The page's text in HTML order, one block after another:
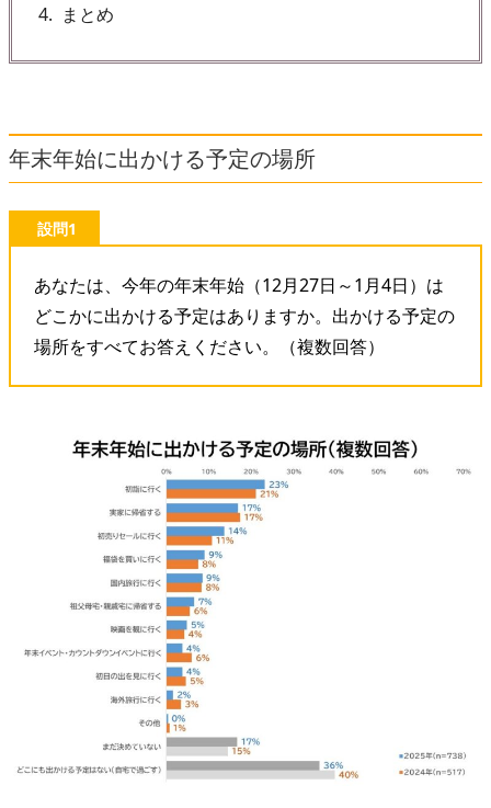
4
まとめ
年末年始に出かける予定の場所
設問1
あなたは、今年の年末年始（12月27日～1月4日）は
どこかに出かける予定はありますか。出かける予定の
場所をすべてお答えください。（複数回答）